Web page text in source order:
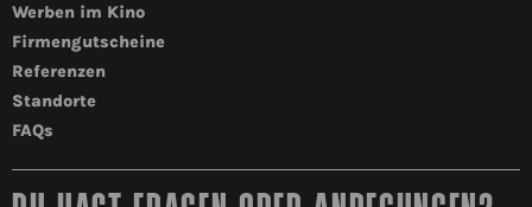
Werben im Kino
Firmengutscheine
Referenzen
Standorte
FAQs